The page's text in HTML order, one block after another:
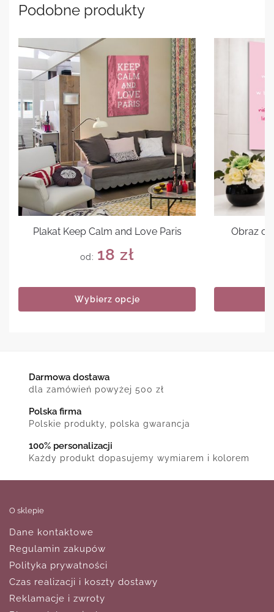
Podobne produkty
Plakat Keep Calm and Love Paris
od: 18 zł
Wybierz opcje
Obraz
Darmowa dostawa
dla zamówień powyżej 500 zł
Polska firma
Polskie produkty, polska gwarancja
100% personalizacji
Każdy produkt dopasujemy wymiarem i kolorem
O sklepie
Dane kontaktowe
Regulamin zakupów
Polityka prywatności
Czas realizacji i koszty dostawy
Reklamacje i zwroty